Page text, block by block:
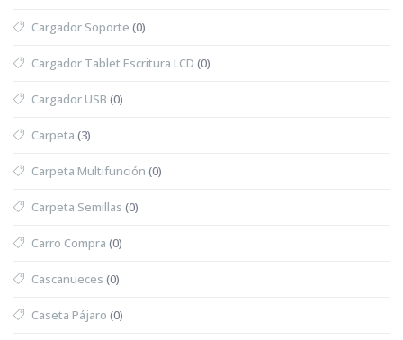
Cargador Soporte (0)
Cargador Tablet Escritura LCD (0)
Cargador USB (0)
Carpeta (3)
Carpeta Multifunción (0)
Carpeta Semillas (0)
Carro Compra (0)
Cascanueces (0)
Caseta Pájaro (0)